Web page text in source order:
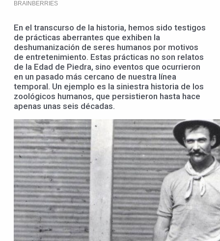
En el transcurso de la historia, hemos sido testigos
de prácticas aberrantes que exhiben la
deshumanización de seres humanos por motivos
de entretenimiento. Estas prácticas no son relatos
de la Edad de Piedra, sino eventos que ocurrieron
en un pasado más cercano de nuestra línea
temporal. Un ejemplo es la siniestra historia de los
zoológicos humanos, que persistieron hasta hace
apenas unas seis décadas.